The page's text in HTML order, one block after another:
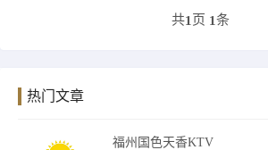
共1 页 1条
热门文章
福州国色天香KTV